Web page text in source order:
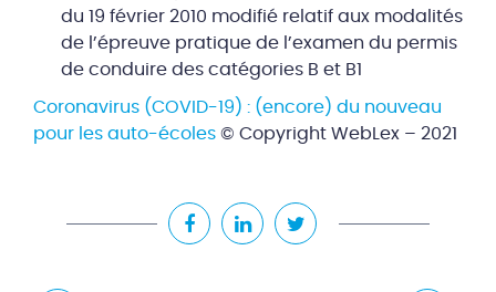
du 19 février 2010 modifié relatif aux modalités
de l’épreuve pratique de l’examen du permis
de conduire des catégories B et B1
Coronavirus (COVID-19) : (encore) du nouveau
pour les auto-écoles © Copyright WebLex – 2021